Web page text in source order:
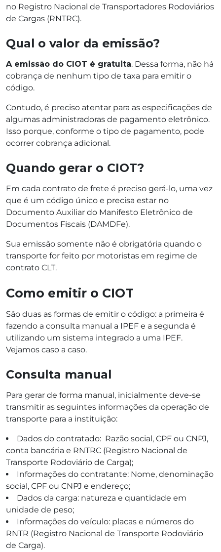
no Registro Nacional de Transportadores Rodoviários
de Cargas (RNTRC).
Qual o valor da emissão?
A emissão do CIOT é gratuita. Dessa forma, não há
cobrança de nenhum tipo de taxa para emitir o
código.
Contudo, é preciso atentar para as especificações de
algumas administradoras de pagamento eletrônico.
Isso porque, conforme o tipo de pagamento, pode
ocorrer cobrança adicional.
Quando gerar o CIOT?
Em cada contrato de frete é preciso gerá-lo, uma vez
que é um código único e precisa estar no
Documento Auxiliar do Manifesto Eletrônico de
Documentos Fiscais (DAMDFe).
Sua emissão somente não é obrigatória quando o
transporte for feito por motoristas em regime de
contrato CLT.
Como emitir o CIOT
São duas as formas de emitir o código: a primeira é
fazendo a consulta manual a IPEF e a segunda é
utilizando um sistema integrado a uma IPEF.
Vejamos caso a caso.
Consulta manual
Para gerar de forma manual, inicialmente deve-se
transmitir as seguintes informações da operação de
transporte para a instituição:
Dados do contratado: Razão social, CPF ou CNPJ,
conta bancária e RNTRC (Registro Nacional de
Transporte Rodoviário de Carga);
Informações do contratante: Nome, denominação
social, CPF ou CNPJ e endereço;
Dados da carga: natureza e quantidade em
unidade de peso;
Informações do veículo: placas e números do
RNTR (Registro Nacional de Transporte Rodoviário
de Carga).